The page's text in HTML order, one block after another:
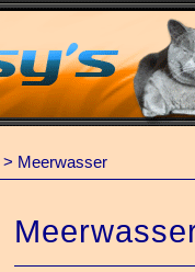
> Meerwasser